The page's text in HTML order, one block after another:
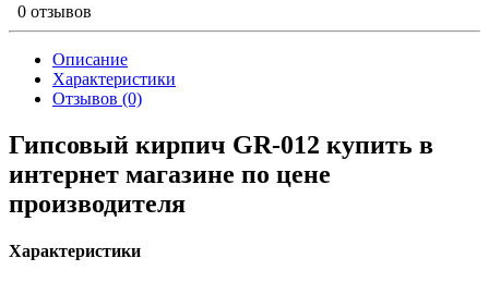
0 отзывов
Описание
Характеристики
Отзывов (0)
Гипсовый кирпич GR-012 купить в
интернет магазине по цене
производителя
Характеристики